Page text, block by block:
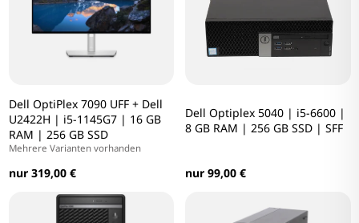
Dell OptiPlex 7090 UFF + Dell
U2422H | i5-1145G7 | 16 GB
RAM | 256 GB SSD
Mehrere Varianten vorhanden
nur 319,00 €
Dell Optiplex 5040 | i5-6600 |
8 GB RAM | 256 GB SSD | SFF
nur 99,00 €